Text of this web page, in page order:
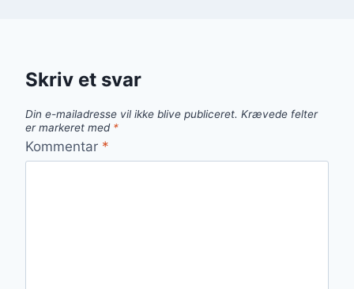
Skriv et svar
Din e-mailadresse vil ikke blive publiceret. Krævede felter
er markeret med *
Kommentar *